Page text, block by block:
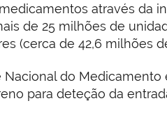
através da
de 25 milhões de
(cerca de 42,6 milhões
do Medicamento
para deteção da